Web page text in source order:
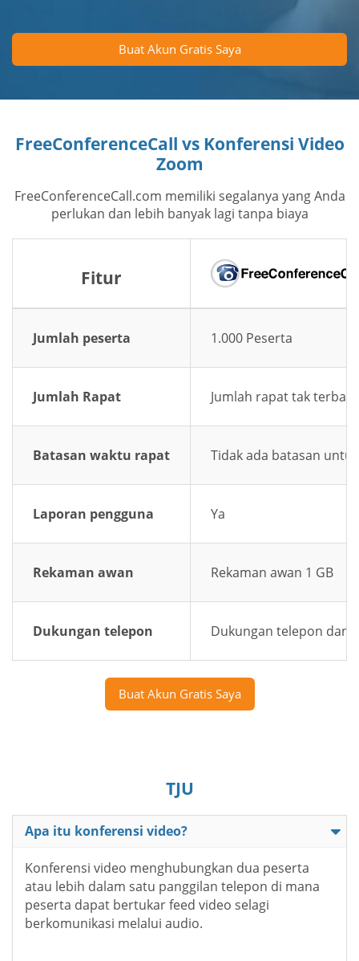
Buat Akun Gratis Saya
FreeConferenceCall vs Konferensi Video
Zoom
FreeConferenceCall.com memiliki segalanya yang Anda
perlukan dan lebih banyak lagi tanpa biaya
Fitur
Jumlah peserta 1.000 Peserta
Jumlah Rapat Jumlah rapat tak
Batasan waktu rapat Tidak ada batasan
Laporan pengguna Ya
Rekaman awan Rekaman awan 1 GB
Dukungan telepon Dukungan telepon dan
Buat Akun Gratis Saya
TJU
Apa itu konferensi video?
Konferensi video menghubungkan dua peserta
atau lebih dalam satu panggilan telepon di mana
peserta dapat bertukar feed video selagi
berkomunikasi melalui audio.